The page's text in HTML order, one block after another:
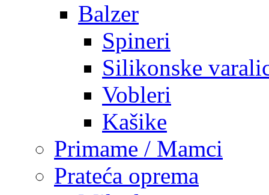
Balzer
Spineri
Silikonske
Vobleri
Kašike
Primame / Mamci
Prateća oprema